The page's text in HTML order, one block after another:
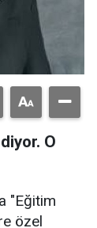
O
"Eğitim
özel